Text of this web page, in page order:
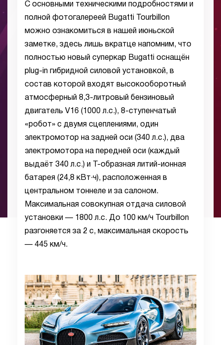
С основными техническими подробностями и
полной фотогалереей Bugatti Tourbillon
можно ознакомиться в нашей июньской
заметке, здесь лишь вкратце напомним, что
полностью новый суперкар Bugatti оснащён
plug-in гибридной силовой установкой, в
состав которой входят высокооборотный
атмосферный 8,3-литровый бензиновый
двигатель V16 (1000 л.с.), 8-ступенчатый
«робот» с двумя сцеплениями, один
электромотор на задней оси (340 л.с.), два
электромотора на передней оси (каждый
выдаёт 340 л.с.) и Т-образная литий-ионная
батарея (24,8 кВт·ч), расположенная в
центральном тоннеле и за салоном.
Максимальная совокупная отдача силовой
установки — 1800 л.с. До 100 км/ч Tourbillon
разгоняется за 2 с, максимальная скорость
— 445 км/ч.